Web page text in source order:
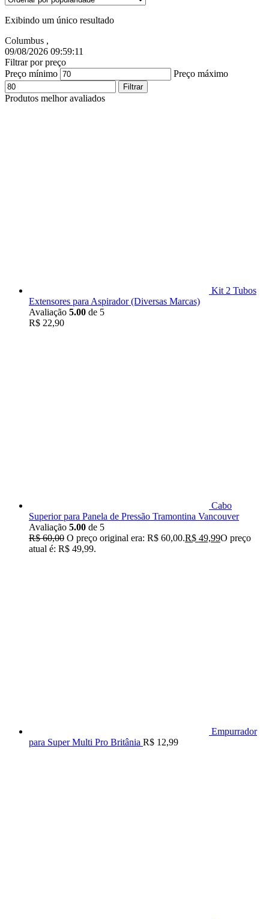
Exibindo um único resultado
Columbus ,
09/08/2026 09:59:12
Filtrar por preço
Preço mínimo
Preço máximo
Filtrar
Produtos melhor avaliados
Kit 2 Tubos
Extensores para Aspirador (Diversas Marcas)
Avaliação 5.00 de 5
R$ 22,90
Cabo
Superior para Panela de Pressão Tramontina Vancouver
Avaliação 5.00 de 5
R$60,00 O preço original era: R$ 60,00.R$ 49,99O preço
atual é: R$ 49,99.
Empurrador
para Super Multi Pro Britânia R$ 12,99